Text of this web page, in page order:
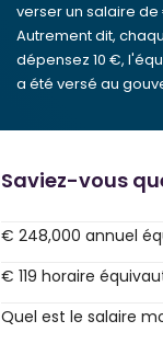
verser un salaire de
Autrement dit,
dépensez 10 €,
a été versé au
Saviez-vous
€ 248,000 annuel
€ 119 horaire
Quel est le salaire